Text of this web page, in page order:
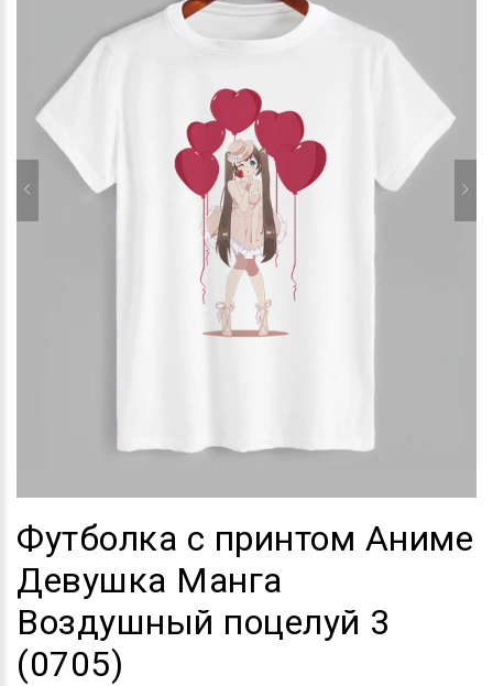
Футболка с принтом Аниме
Девушка Манга
Воздушный поцелуй 3
(0705)